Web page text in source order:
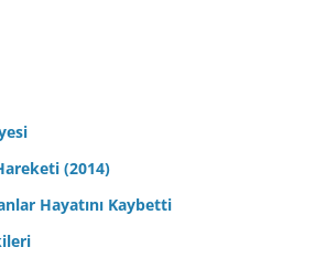
(2014)
Hayatını Kaybetti